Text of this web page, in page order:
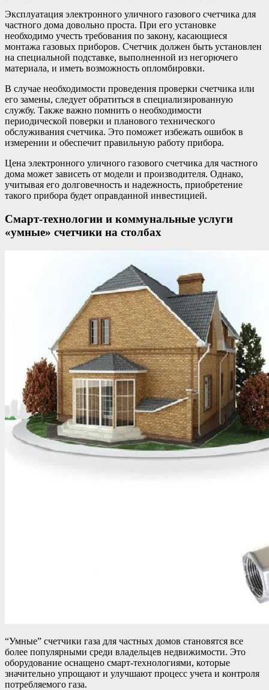
Эксплуатация электронного уличного газового счетчика для
частного дома довольно проста. При его установке
необходимо учесть требования по закону, касающиеся
монтажа газовых приборов. Счетчик должен быть установлен
на специальной подставке, выполненной из негорючего
материала, и иметь возможность опломбировки.
В случае необходимости проведения проверки счетчика или
его замены, следует обратиться в специализированную
службу. Также важно помнить о необходимости
периодической поверки и планового технического
обслуживания счетчика. Это поможет избежать ошибок в
измерении и обеспечит правильную работу прибора.
Цена электронного уличного газового счетчика для частного
дома может зависеть от модели и производителя. Однако,
учитывая его долговечность и надежность, приобретение
такого прибора будет оправданной инвестицией.
Смарт-технологии и коммунальные услуги
«умные» счетчики на столбах
“Умные” счетчики газа для частных домов становятся все
более популярными среди владельцев недвижимости. Это
оборудование оснащено смарт-технологиями, которые
значительно упрощают и улучшают процесс учета и контроля
потребляемого газа.